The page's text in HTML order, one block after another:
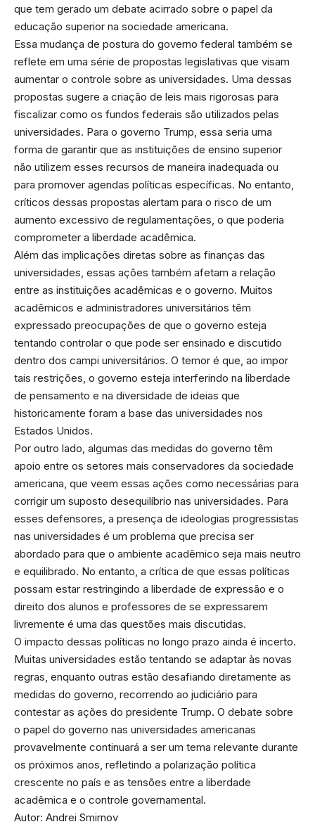
que tem gerado um debate acirrado sobre o papel da
educação superior na sociedade americana.
Essa mudança de postura do governo federal também se
reflete em uma série de propostas legislativas que visam
aumentar o controle sobre as universidades. Uma dessas
propostas sugere a criação de leis mais rigorosas para
fiscalizar como os fundos federais são utilizados pelas
universidades. Para o governo Trump, essa seria uma
forma de garantir que as instituições de ensino superior
não utilizem esses recursos de maneira inadequada ou
para promover agendas políticas específicas. No entanto,
críticos dessas propostas alertam para o risco de um
aumento excessivo de regulamentações, o que poderia
comprometer a liberdade acadêmica.
Além das implicações diretas sobre as finanças das
universidades, essas ações também afetam a relação
entre as instituições acadêmicas e o governo. Muitos
acadêmicos e administradores universitários têm
expressado preocupações de que o governo esteja
tentando controlar o que pode ser ensinado e discutido
dentro dos campi universitários. O temor é que, ao impor
tais restrições, o governo esteja interferindo na liberdade
de pensamento e na diversidade de ideias que
historicamente foram a base das universidades nos
Estados Unidos.
Por outro lado, algumas das medidas do governo têm
apoio entre os setores mais conservadores da sociedade
americana, que veem essas ações como necessárias para
corrigir um suposto desequilíbrio nas universidades. Para
esses defensores, a presença de ideologias progressistas
nas universidades é um problema que precisa ser
abordado para que o ambiente acadêmico seja mais neutro
e equilibrado. No entanto, a crítica de que essas políticas
possam estar restringindo a liberdade de expressão e o
direito dos alunos e professores de se expressarem
livremente é uma das questões mais discutidas.
O impacto dessas políticas no longo prazo ainda é incerto.
Muitas universidades estão tentando se adaptar às novas
regras, enquanto outras estão desafiando diretamente as
medidas do governo, recorrendo ao judiciário para
contestar as ações do presidente Trump. O debate sobre
o papel do governo nas universidades americanas
provavelmente continuará a ser um tema relevante durante
os próximos anos, refletindo a polarização política
crescente no país e as tensões entre a liberdade
acadêmica e o controle governamental.
Autor: Andrei Smirnov